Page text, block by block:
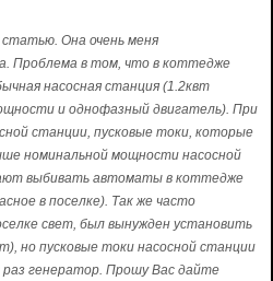
Она очень меня
Проблема в том, что в коттедже
насосная станция (1.2квт
и однофазный двигатель). При
станции, пусковые токи, которые
номинальной мощности насосной
выбивать автоматы в коттедже
в поселке). Так же часто
свет, был вынужден установить
но пусковые токи насосной станции
генератор. Прошу Вас дайте